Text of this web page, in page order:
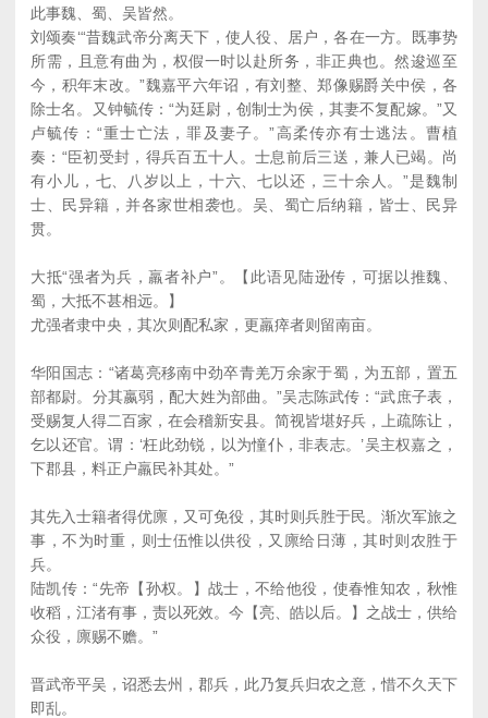
此事魏、蜀、吴皆然。
刘颂奏‘“昔魏武帝分离天下，使人役、居户，各在一方。既事势
所需，且意有曲为，权假一时以赴所务，非正典也。然逡巡至
今，积年末改。”魏嘉平六年诏，有刘整、郑像赐爵关中侯，各
除士名。又钟毓传：“为廷尉，创制士为侯，其妻不复配嫁。”又
卢毓传：“重士亡法，罪及妻子。”高柔传亦有士逃法。曹植
奏：“臣初受封，得兵百五十人。士息前后三送，兼人已竭。尚
有小儿，七、八岁以上，十六、七以还，三十余人。”是魏制
士、民异籍，并各家世相袭也。吴、蜀亡后纳籍，皆士、民异
贯。
大抵“强者为兵，羸者补户”。【此语见陆逊传，可据以推魏、
蜀，大抵不甚相远。】
尤强者隶中央，其次则配私家，更羸瘁者则留南亩。
华阳国志：“诸葛亮移南中劲卒青羌万余家于蜀，为五部，置五
部都尉。分其嬴弱，配大姓为部曲。”吴志陈武传：“武庶子表，
受赐复人得二百家，在会稽新安县。简视皆堪好兵，上疏陈让，
乞以还官。谓：‘枉此劲锐，以为憧仆，非表志。’吴主权嘉之，
下郡县，料正户羸民补其处。”
其先入士籍者得优廪，又可免役，其时则兵胜于民。渐次军旅之
事，不为时重，则士伍惟以供役，又廪给日薄，其时则农胜于
兵。
陆凯传：“先帝【孙权。】战士，不给他役，使春惟知农，秋惟
收稻，江渚有事，责以死效。今【亮、皓以后。】之战士，供给
众役，廪赐不赡。”
晋武帝平吴，诏悉去州，郡兵，此乃复兵归农之意，惜不久天下
即乱。